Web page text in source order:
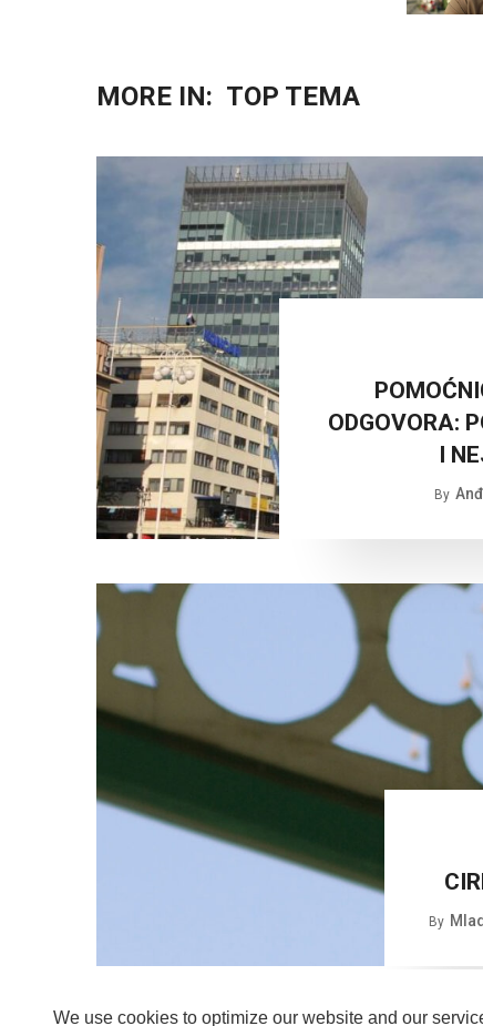
We use cookies to optimize our website and our
MORE IN: TOP TEMA
ODGOVORA:
I
By
By